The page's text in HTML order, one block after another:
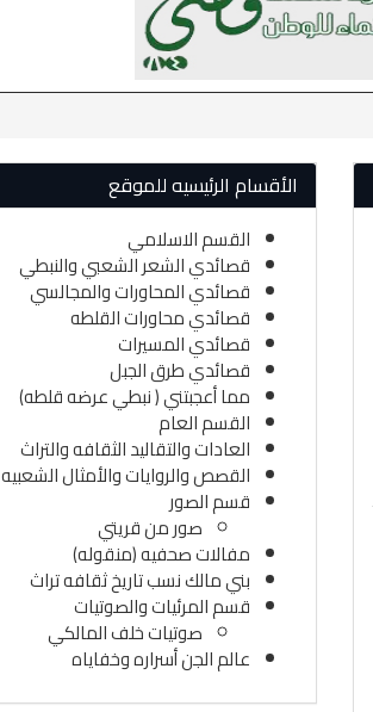
الأقسام الرئيسيه للموقع
القسم الاسلامي
قصائدي الشعر الشعبي والنبطي
قصائدي المحاورات والمجالسي
قصائدي محاورات القلطه
قصائدي المسيرات
قصائدي طرق الجبل
مما أعجبتني ( نبطي عرضه قلطه)
القسم العام
العادات والتقاليد الثقافه والتراث
القصص والروايات والأمثال الشعبيه
قسم الصور
صور من قريتي
مفالات صحفيه (منقوله)
بني مالك نسب تاريخ ثقافه تراث
قسم المرئيات والصوتيات
صوتيات خلف المالكي
عالم الجن أسراره وخفاياه